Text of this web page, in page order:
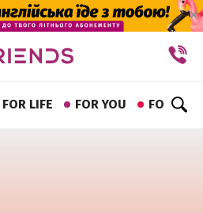
✕
FOR LIFE FOR YOU FOR FUN